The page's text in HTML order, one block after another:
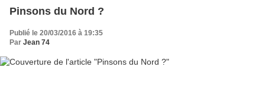
Pinsons du Nord ?
Publié le 20/03/2016 à 19:35
Par Jean 74